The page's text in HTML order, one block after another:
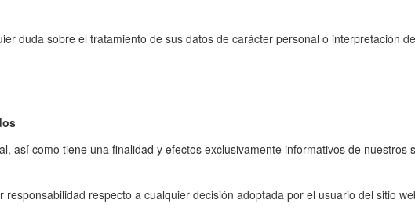
duda sobre el tratamiento de sus datos de carácter personal o interpretación
así como tiene una finalidad y efectos exclusivamente informativos de nuestros
respecto a cualquier decisión adoptada por el usuario del sitio